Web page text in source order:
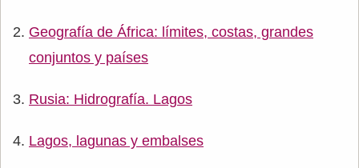
Geografía de África: límites, costas, grandes
conjuntos y países
Rusia: Hidrografía. Lagos
Lagos, lagunas y embalses